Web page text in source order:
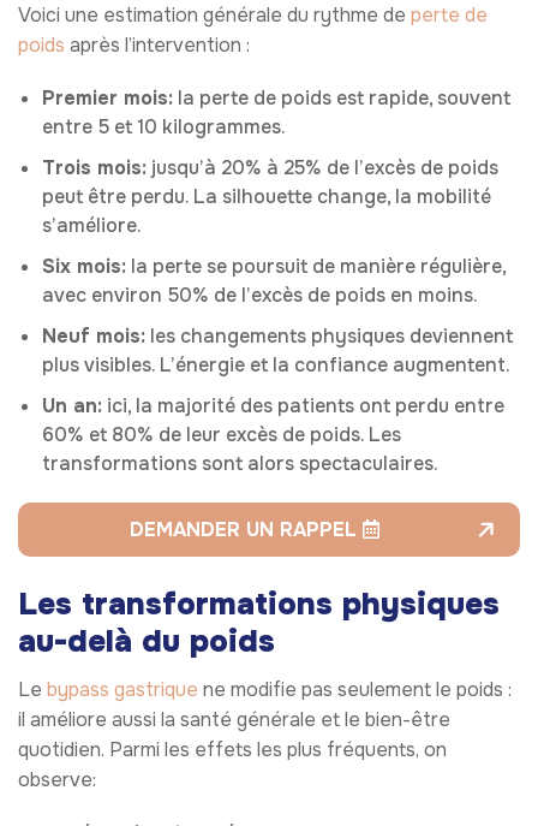
Voici une estimation générale du rythme de perte de
poids après l’intervention :
Premier mois: la perte de poids est rapide, souvent
entre 5 et 10 kilogrammes.
Trois mois: jusqu’à 20% à 25% de l’excès de poids
peut être perdu. La silhouette change, la mobilité
s’améliore.
Six mois: la perte se poursuit de manière régulière,
avec environ 50% de l’excès de poids en moins.
Neuf mois: les changements physiques deviennent
plus visibles. L’énergie et la confiance augmentent.
Un an: ici, la majorité des patients ont perdu entre
60% et 80% de leur excès de poids. Les
transformations sont alors spectaculaires.
DEMANDER UN RAPPEL
Les transformations physiques
au-delà du poids
Le bypass gastrique ne modifie pas seulement le poids :
il améliore aussi la santé générale et le bien-être
quotidien. Parmi les effets les plus fréquents, on
observe: